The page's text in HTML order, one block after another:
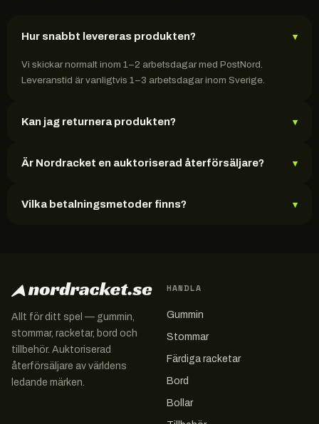
Hur snabbt levereras produkten? ▾
Vi skickar normalt inom 1–2 arbetsdagar med PostNord.
Leveranstid är vanligtvis 1–3 arbetsdagar inom Sverige.
Kan jag returnera produkten? ▾
Är Nordracket en auktoriserad återförsäljare? ▾
Vilka betalningsmetoder finns? ▾
Allt för ditt spel — gummin,
stommar, racketar, bord och
tillbehör. Auktoriserad
återförsäljare av världens
ledande märken.
HANDLA
Gummin
Stommar
Färdiga racketar
Bord
Bollar